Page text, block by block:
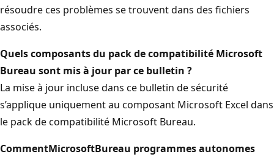
résoudre ces problèmes se trouvent dans des fichiers
associés.
Quels composants du pack de compatibilité Microsoft
Bureau sont mis à jour par ce bulletin ?
La mise à jour incluse dans ce bulletin de sécurité
s’applique uniquement au composant Microsoft Excel dans
le pack de compatibilité Microsoft Bureau.
CommentMicrosoftBureau programmes autonomes